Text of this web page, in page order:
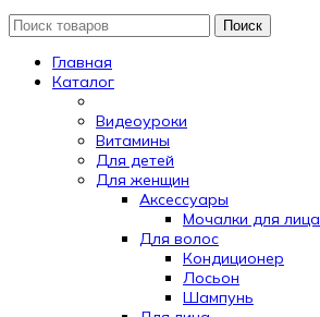
Поиск
Главная
Каталог
Видеоуроки
Витамины
Для детей
Для женщин
Аксессуары
Мочалки для лица
Для волос
Кондиционер
Лосьон
Шампунь